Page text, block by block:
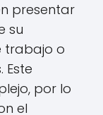
presentar
su
trabajo o
Este
por lo
el